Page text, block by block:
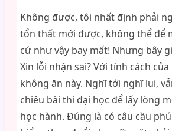
Không được, tôi nhất định phải
tổn thất mới được, không thể để
cứ như vậy bay mất! Nhưng bây
Xin lỗi nhận sai? Với tính cách
không ăn này. Nghĩ tới nghĩ lui,
chiêu bài thi đại học để lấy lòng
học hành. Đúng là có câu cầu